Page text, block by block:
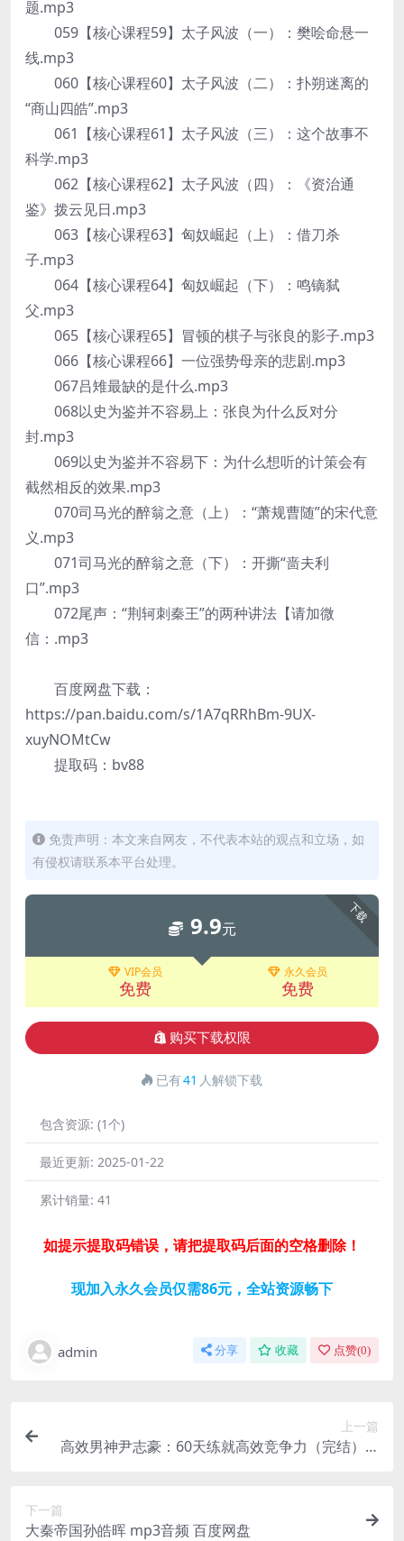
题.mp3
059【核心课程59】太子风波（一）：樊哙命悬一
线.mp3
060【核心课程60】太子风波（二）：扑朔迷离的
“商山四皓”.mp3
061【核心课程61】太子风波（三）：这个故事不
科学.mp3
062【核心课程62】太子风波（四）：《资治通
鉴》拨云见日.mp3
063【核心课程63】匈奴崛起（上）：借刀杀
子.mp3
064【核心课程64】匈奴崛起（下）：鸣镝弑
父.mp3
065【核心课程65】冒顿的棋子与张良的影子.mp3
066【核心课程66】一位强势母亲的悲剧.mp3
067吕雉最缺的是什么.mp3
068以史为鉴并不容易上：张良为什么反对分
封.mp3
069以史为鉴并不容易下：为什么想听的计策会有
截然相反的效果.mp3
070司马光的醉翁之意（上）：“萧规曹随”的宋代意
义.mp3
071司马光的醉翁之意（下）：开撕“啬夫利
口”.mp3
072尾声：“荆轲刺秦王”的两种讲法【请加微
信：.mp3
百度网盘下载：
https://pan.baidu.com/s/1A7qRRhBm-9UX-
xuyNOMtCw
提取码：bv88
免责声明：本文来自网友，不代表本站的观点和立场，如
有侵权请联系本平台处理。
下载
9.9元
VIP会员
免费
永久会员
免费
购买下载权限
已有41 人解锁下载
包含资源: (1个)
最近更新: 2025-01-22
累计销量: 41
如提示提取码错误，请把提取码后面的空格删除！
现加入永久会员仅需86元，全站资源畅下
admin 分享 收藏 点赞(0)
上一篇
高效男神尹志豪：60天练就高效竞争力（完结）m
下一篇
大秦帝国孙皓晖 mp3音频 百度网盘